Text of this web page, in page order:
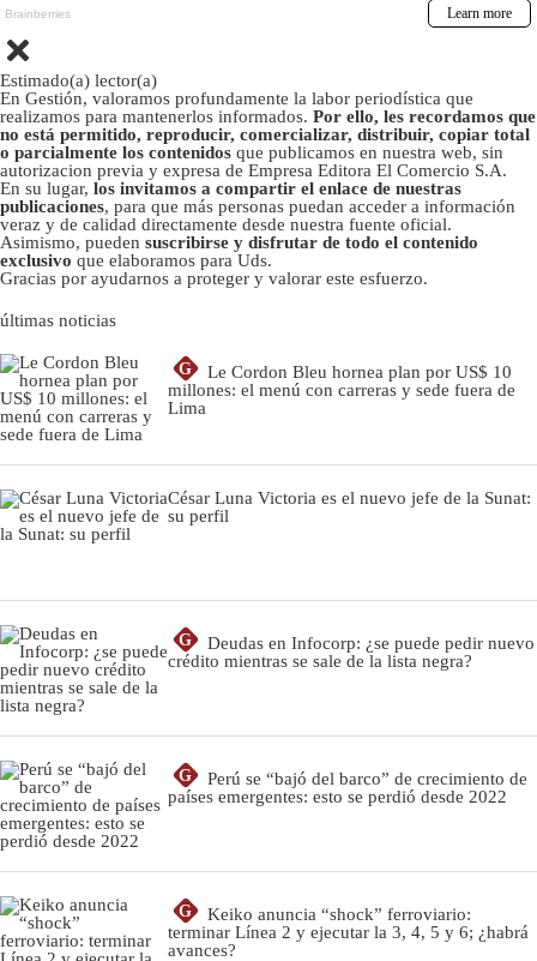
Estimado(a) lector(a)
En Gestión, valoramos profundamente la labor periodística que
realizamos para mantenerlos informados. Por ello, les recordamos que
no está permitido, reproducir, comercializar, distribuir, copiar total
o parcialmente los contenidos que publicamos en nuestra web, sin
autorizacion previa y expresa de Empresa Editora El Comercio S.A.
En su lugar, los invitamos a compartir el enlace de nuestras
publicaciones, para que más personas puedan acceder a información
veraz y de calidad directamente desde nuestra fuente oficial.
Asimismo, pueden suscribirse y disfrutar de todo el contenido
exclusivo que elaboramos para Uds.
Gracias por ayudarnos a proteger y valorar este esfuerzo.
últimas noticias
G
Le Cordon Bleu hornea plan por US$ 10
millones: el menú con carreras y sede fuera de
Lima
César Luna Victoria es el nuevo jefe de la Sunat:
su perfil
G
Deudas en Infocorp: ¿se puede pedir nuevo
crédito mientras se sale de la lista negra?
G
Perú se “bajó del barco” de crecimiento de
países emergentes: esto se perdió desde 2022
G
Keiko anuncia “shock” ferroviario:
terminar Línea 2 y ejecutar la 3, 4, 5 y 6; ¿habrá
avances?